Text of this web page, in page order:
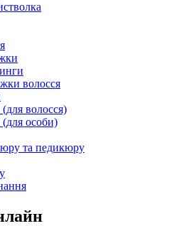
волосся
волосся)
особи)
та педикюру